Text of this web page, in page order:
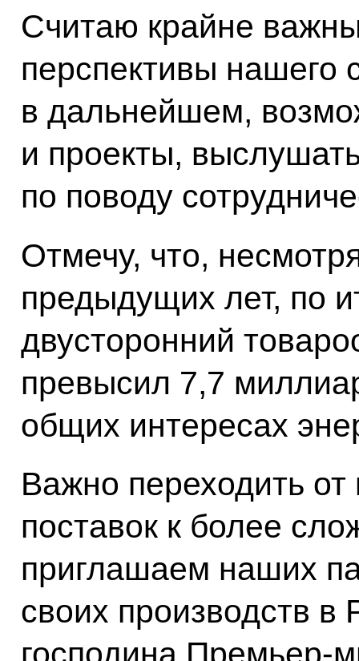
Считаю крайне
перспективы нашего
в дальнейшем,
и проекты,
по поводу
Отмечу, что,
предыдущих лет, по
двусторонний
превысил 7,7
общих интересах
Важно переходить
поставок к более
приглашаем наших
своих производств